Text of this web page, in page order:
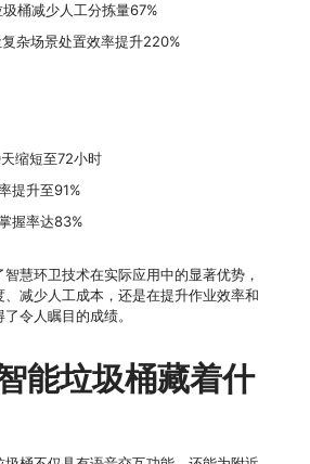
桶减少人工分拣量67%
杂场景处置效率提升220%
缩短至72小时
提升至91%
握率达83%
慧环卫技术在实际应用中的显著优势，
减少人工成本，还是在提升作业效率和
令人瞩目的成绩。
能垃圾桶藏着什